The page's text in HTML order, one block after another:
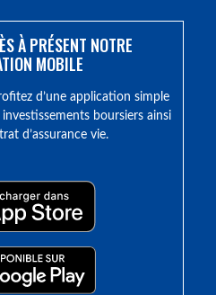
À PRÉSENT NOTRE
MOBILE
d’une application simple
boursiers ainsi
d’assurance vie.